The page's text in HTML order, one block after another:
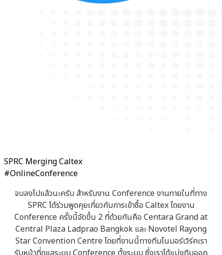
SPRC Merging Caltex
#OnlineConference
จบลงไปแล้วนะครับ สำหรับงาน Conference งานภายในที่ทาง
SPRC ได้ร่วมพูดคุยเกี่ยวกับการเข้าซื้อ Caltex โดยงาน
Conference ครั้งนี้จัดขึ้น 2 ที่ด้วยกันคือ Centara Grand at
Central Plaza Ladprao Bangkok และ Novotel Rayong
Star Convention Centre โดยที่งานนี้ทางทีมโนมอร์เวิร์คเรา